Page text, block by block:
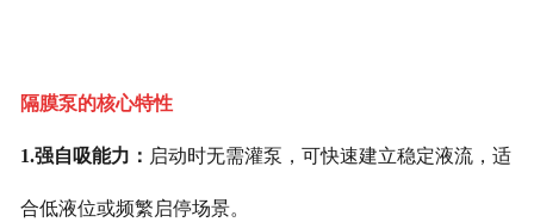
隔膜泵的核心特性
1.强自吸能力： 启动时无需灌泵，可快速建立稳定液流，适
合低液位或频繁启停场景。